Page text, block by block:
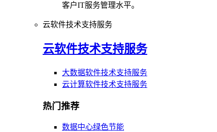
客户IT服务管理水平。
云软件技术支持服务
云软件技术支持服务
大数据软件技术支持服务
云计算软件技术支持服务
热门推荐
数据中心绿色节能